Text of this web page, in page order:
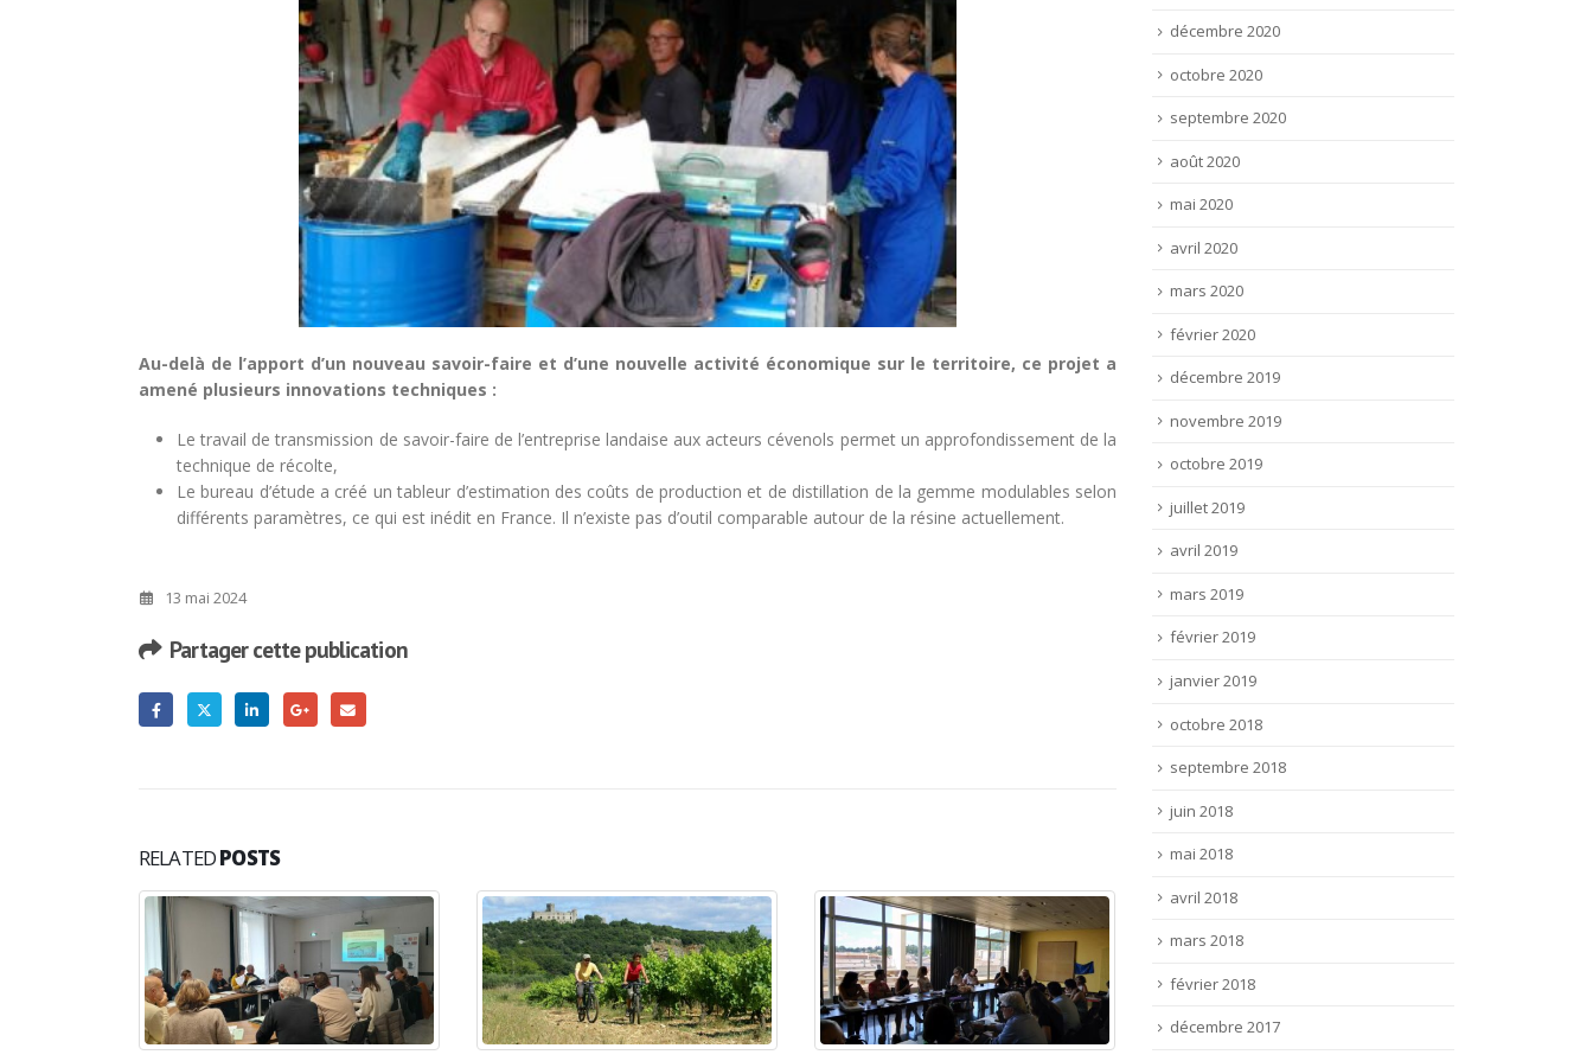
Au-delà de l’apport d’un nouveau savoir-faire et d’une nouvelle activité économique sur le territoire, ce projet a
amené plusieurs innovations techniques :
Le travail de transmission de savoir-faire de l’entreprise landaise aux acteurs cévenols permet un approfondissement de la
technique de récolte,
Le bureau d’étude a créé un tableur d’estimation des coûts de production et de distillation de la gemme modulables selon
différents paramètres, ce qui est inédit en France. Il n’existe pas d’outil comparable autour de la résine actuellement.
13 mai 2024
Partager cette publication
RELATEDPOSTS
décembre 2020
octobre 2020
septembre 2020
août 2020
mai 2020
avril 2020
mars 2020
février 2020
décembre 2019
novembre 2019
octobre 2019
juillet 2019
avril 2019
mars 2019
février 2019
janvier 2019
octobre 2018
septembre 2018
juin 2018
mai 2018
avril 2018
mars 2018
février 2018
décembre 2017